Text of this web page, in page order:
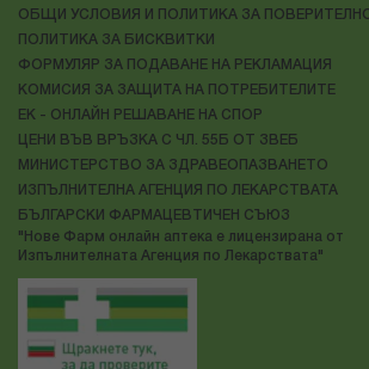
ОБЩИ УСЛОВИЯ И ПОЛИТИКА ЗА
ПОЛИТИКА ЗА БИСКВИТКИ
ФОРМУЛЯР ЗА ПОДАВАНЕ НА РЕКЛАМАЦИЯ
КОМИСИЯ ЗА ЗАЩИТА НА ПОТРЕБИТЕЛИТЕ
ЕК - ОНЛАЙН РЕШАВАНЕ НА СПОР
ЦЕНИ ВЪВ ВРЪЗКА С ЧЛ. 55Б ОТ ЗВЕБ
МИНИСТЕРСТВО ЗА ЗДРАВЕОПАЗВАНЕТО
ИЗПЪЛНИТЕЛНА АГЕНЦИЯ ПО ЛЕКАРСТВАТА
БЪЛГАРСКИ ФАРМАЦЕВТИЧЕН СЪЮЗ
"Нове Фарм онлайн аптека е лицензирана от
Изпълнителната Агенция по Лекарствата"